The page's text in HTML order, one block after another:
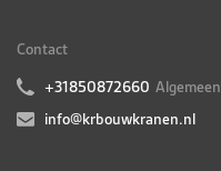
Contact
+31850872660 Algemeen
info@krbouwkranen.nl